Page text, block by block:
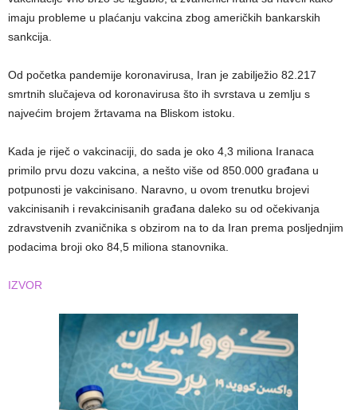
imaju probleme u plaćanju vakcina zbog američkih bankarskih
sankcija.
Od početka pandemije koronavirusa, Iran je zabilježio 82.217
smrtnih slučajeva od koronavirusa što ih svrstava u zemlju s
najvećim brojem žrtavama na Bliskom istoku.
Kada je riječ o vakcinaciji, do sada je oko 4,3 miliona Iranaca
primilo prvu dozu vakcina, a nešto više od 850.000 građana u
potpunosti je vakcinisano. Naravno, u ovom trenutku brojevi
vakcinisanih i revakcinisanih građana daleko su od očekivanja
zdravstvenih zvaničnika s obzirom na to da Iran prema posljednjim
podacima broji oko 84,5 miliona stanovnika.
IZVOR